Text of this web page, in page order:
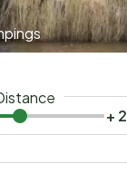
+